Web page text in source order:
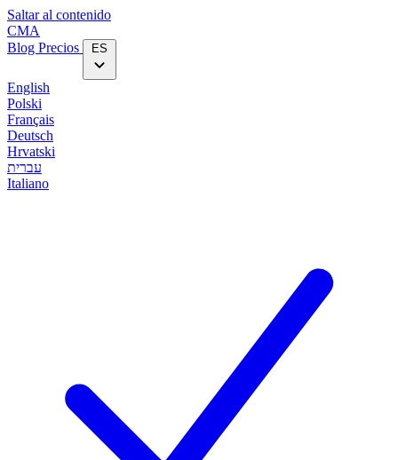
Saltar al contenido
CMA
Blog‎ Precios ES
English
Polski
Français
Deutsch
Hrvatski
עברית
Italiano